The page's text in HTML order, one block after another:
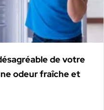
de votre
odeur fraîche et